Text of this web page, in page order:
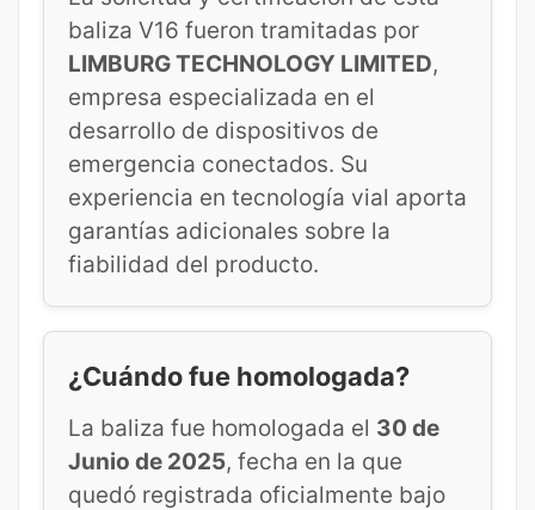
baliza V16 fueron tramitadas por
LIMBURG TECHNOLOGY LIMITED,
empresa especializada en el
desarrollo de dispositivos de
emergencia conectados. Su
experiencia en tecnología vial aporta
garantías adicionales sobre la
fiabilidad del producto.
¿Cuándo fue homologada?
La baliza fue homologada el 30 de
Junio de 2025, fecha en la que
quedó registrada oficialmente bajo